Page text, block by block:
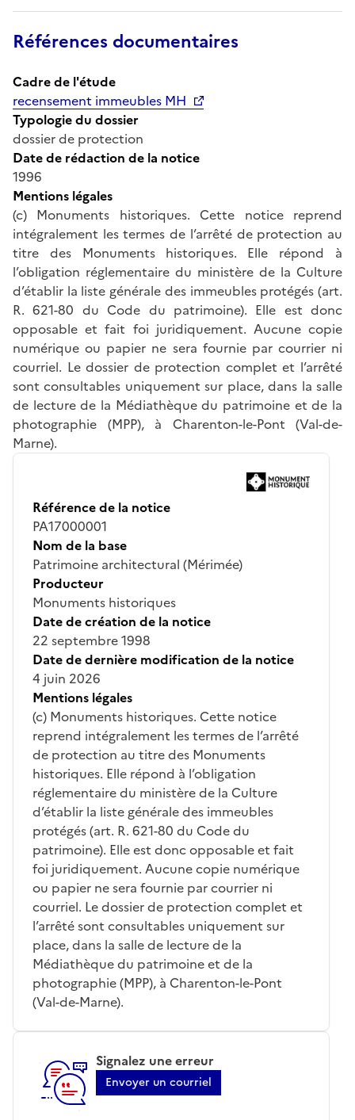
Références documentaires
Cadre de l'étude
recensement immeubles MH
Typologie du dossier
dossier de protection
Date de rédaction de la notice
1996
Mentions légales
(c) Monuments historiques. Cette notice reprend
intégralement les termes de l’arrêté de protection au
titre des Monuments historiques. Elle répond à
l’obligation réglementaire du ministère de la Culture
d’établir la liste générale des immeubles protégés (art.
R. 621-80 du Code du patrimoine). Elle est donc
opposable et fait foi juridiquement. Aucune copie
numérique ou papier ne sera fournie par courrier ni
courriel. Le dossier de protection complet et l’arrêté
sont consultables uniquement sur place, dans la salle
de lecture de la Médiathèque du patrimoine et de la
photographie (MPP), à Charenton-le-Pont (Val-de-
Marne).
Référence de la notice
PA17000001
Nom de la base
Patrimoine architectural (Mérimée)
Producteur
Monuments historiques
Date de création de la notice
22 septembre 1998
Date de dernière modification de la notice
4 juin 2026
Mentions légales
(c) Monuments historiques. Cette notice
reprend intégralement les termes de l’arrêté
de protection au titre des Monuments
historiques. Elle répond à l’obligation
réglementaire du ministère de la Culture
d’établir la liste générale des immeubles
protégés (art. R. 621-80 du Code du
patrimoine). Elle est donc opposable et fait
foi juridiquement. Aucune copie numérique
ou papier ne sera fournie par courrier ni
courriel. Le dossier de protection complet et
l’arrêté sont consultables uniquement sur
place, dans la salle de lecture de la
Médiathèque du patrimoine et de la
photographie (MPP), à Charenton-le-Pont
(Val-de-Marne).
Signalez une erreur
Envoyer un courriel